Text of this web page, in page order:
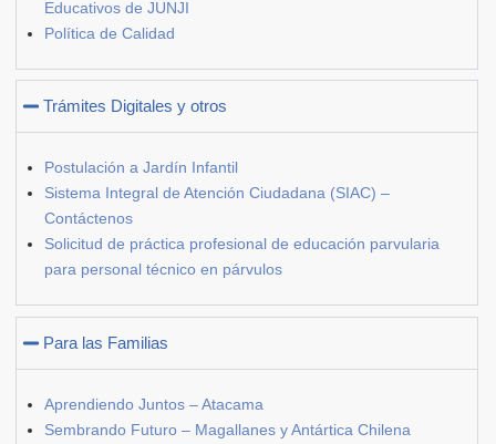
Educativos de JUNJI
Política de Calidad
Trámites Digitales y otros
Postulación a Jardín Infantil
Sistema Integral de Atención Ciudadana (SIAC) –
Contáctenos
Solicitud de práctica profesional de educación parvularia
para personal técnico en párvulos
Para las Familias
Aprendiendo Juntos – Atacama
Sembrando Futuro – Magallanes y Antártica Chilena